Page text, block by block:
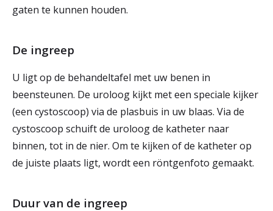
gaten te kunnen houden.
De ingreep
U ligt op de behandeltafel met uw benen in
beensteunen. De uroloog kijkt met een speciale kijker
(een cystoscoop) via de plasbuis in uw blaas. Via de
cystoscoop schuift de uroloog de katheter naar
binnen, tot in de nier. Om te kijken of de katheter op
de juiste plaats ligt, wordt een röntgenfoto gemaakt.
Duur van de ingreep